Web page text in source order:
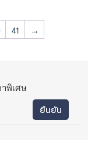
41 →
พิเศษ